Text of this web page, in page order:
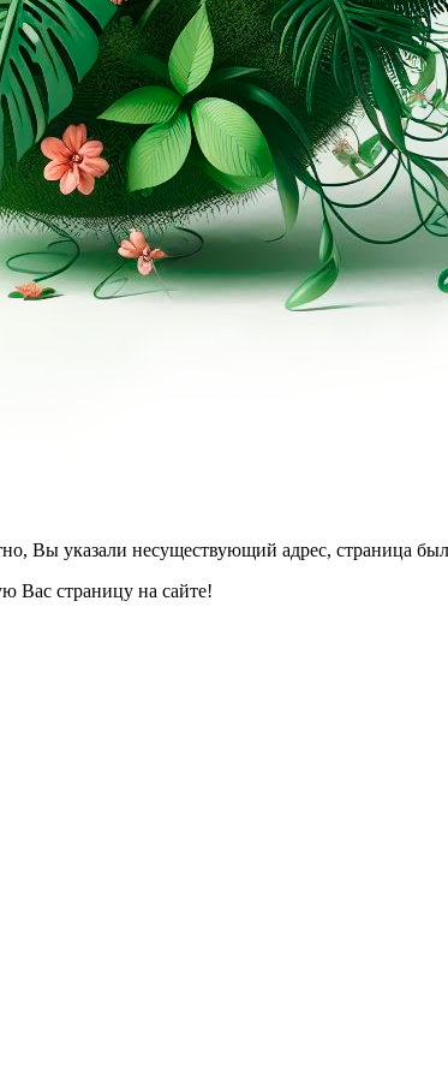
Вы указали несуществующий адрес, страница
Вас страницу на сайте!